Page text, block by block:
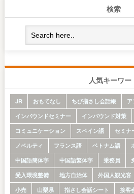
検索
人気キーワー
JR おもてなし ちび指さし会話帳 ア
インバウンドセミナー
インバウンド対策
コミュニケーション
スペイン語 セミナ
ノベルティ
フランス語 ベトナム語
中国語簡体字
中国語繁体字 乗務員
受入環境整備
地方自治体 外国人観光客
小売
山梨県 指さし会話シート 接客